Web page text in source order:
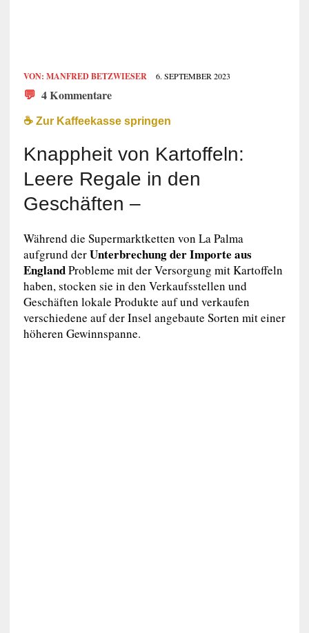
VON: MANFRED BETZWIESER 6. SEPTEMBER 2023
💬 4 Kommentare
☕️ Zur Kaffeekasse springen
Knappheit von Kartoffeln:
Leere Regale in den
Geschäften –
Während die Supermarktketten von La Palma
aufgrund derUnterbrechung der Importe aus
EnglandProbleme mit der Versorgung mit Kartoffeln
haben, stocken sie in den Verkaufsstellen und
Geschäften lokale Produkte auf und verkaufen
verschiedene auf der Insel angebaute Sorten mit einer
höheren Gewinnspanne.